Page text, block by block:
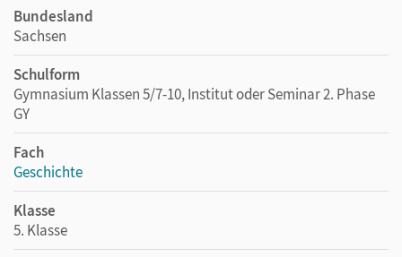
Bundesland
Sachsen
Schulform
Gymnasium Klassen 5/7-10, Institut oder Seminar 2. Phase
GY
Fach
Geschichte
Klasse
5. Klasse